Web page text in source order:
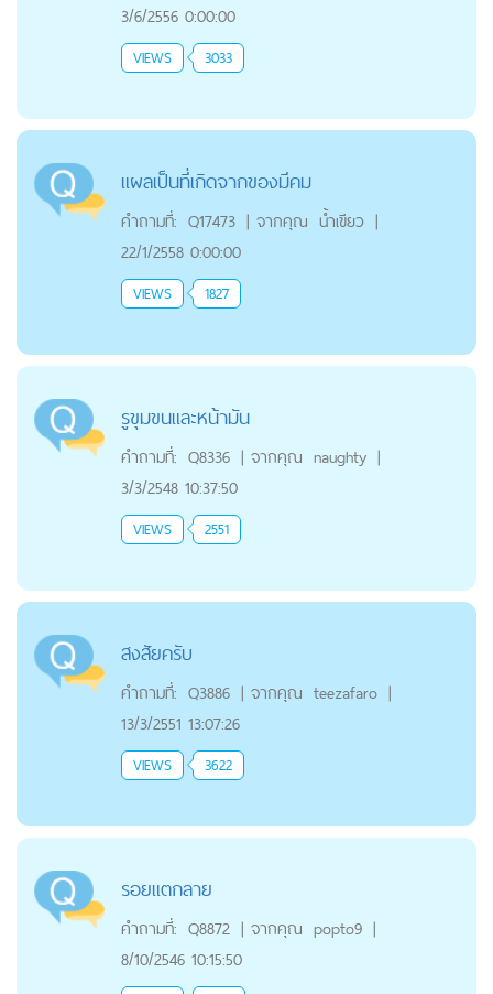
3/6/2556 0:00:00
VIEWS 3033
แผลเป็นที่เกิดจากของมีคม
คำถามที่: Q17473 | จากคุณ น้ำเขียว |
22/1/2558 0:00:00
VIEWS 1827
รูขุมขนและหน้ามัน
คำถามที่: Q8336 | จากคุณ naughty |
3/3/2548 10:37:50
VIEWS 2551
สงสัยครับ
คำถามที่: Q3886 | จากคุณ teezafaro |
13/3/2551 13:07:26
VIEWS 3622
รอยแตกลาย
คำถามที่: Q8872 | จากคุณ popto9 |
8/10/2546 10:15:50